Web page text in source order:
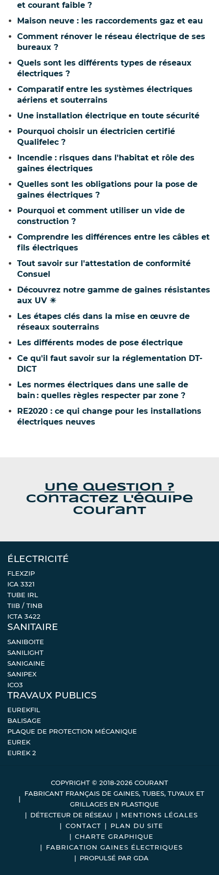
et courant faible ?
Maison neuve : les raccordements gaz et eau
Comment rénover le réseau électrique de ses
bureaux ?
Quels sont les différents types de réseaux
électriques ?
Comparatif entre les systèmes électriques
aériens et souterrains
Une installation électrique en toute sécurité
Pourquoi choisir un électricien certifié
Qualifelec ?
Incendie : risques dans l'habitat et rôle des
gaines électriques
Quelles sont les obligations pour la pose de
gaines électriques ?
Pourquoi et comment utiliser un vide de
construction ?
Comprendre les différences entre les câbles et
fils électriques
Tout savoir sur l'attestation de conformité
Consuel
Découvrez notre gamme de gaines résistantes
aux UV ☀
Les étapes clés dans la mise en œuvre de
réseaux souterrains
Les différents modes de pose électrique
Ce qu'il faut savoir sur la réglementation DT-
DICT
Les normes électriques dans une salle de
bain : quelles règles respecter par zone ?
RE2020 : ce qui change pour les installations
électriques neuves
Une question ?
Contactez l'équipe
Courant
ÉLECTRICITÉ
FLEXZIP
ICA 3321
TUBE IRL
TIIB / TINB
ICTA 3422
SANITAIRE
SANIBOITE
SANILIGHT
SANIGAINE
SANIPEX
ICO3
TRAVAUX PUBLICS
EUREKFIL
BALISAGE
PLAQUE DE PROTECTION MÉCANIQUE
EUREK
EUREK 2
COPYRIGHT © 2018-2026 COURANT
FABRICANT FRANÇAIS DE GAINES, TUBES, TUYAUX ET
GRILLAGES EN PLASTIQUE
DÉTECTEUR DE RÉSEAU
MENTIONS LÉGALES
CONTACT
PLAN DU SITE
CHARTE GRAPHIQUE
FABRICATION GAINES ÉLECTRIQUES
PROPULSÉ PAR GDA